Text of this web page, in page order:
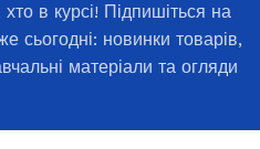
в курсі! Підпишіться на
сьогодні: новинки товарів,
матеріали та огляди